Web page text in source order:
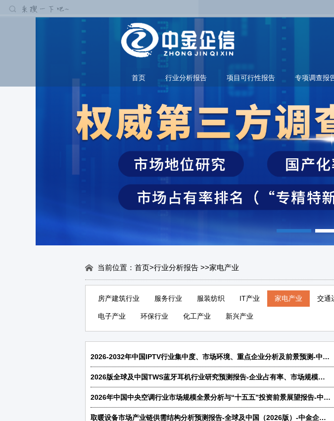
首页 行业分析报告 项目可行性报告 专项调查报
当前位置： 首页>行业分析报告 >>家电产业
房产建筑行业 服务行业 服装纺织 IT产业 家电产业 交通
电子产业 环保行业 化工产业 新兴产业
2026-2032年中国IPTV行业集中度、市场环境、重点企业分析及前景预测-中金企信发布
2026版全球及中国TWS蓝牙耳机行业研究预测报告-企业占有率、市场规模、下游应用、发展趋势、竞争分析-中金企信发布
2026年中国中央空调行业市场规模全景分析与“十五五”投资前景展望报告-中金企信发布
取暖设备市场产业链供需结构分析预测报告-全球及中国（2026版）-中金企信发布